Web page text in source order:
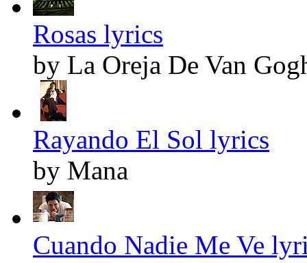
Rosas lyrics
by La Oreja De Van
Rayando El Sol lyrics
by Mana
Cuando Nadie Me Ve